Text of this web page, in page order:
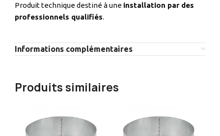
Produit technique destiné à une installation par des
professionnels qualifiés.
Informations complémentaires
Produits similaires